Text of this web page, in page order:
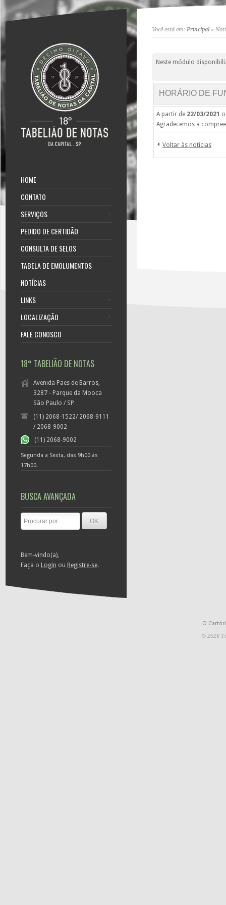
HOME
CONTATO
SERVIÇOS
PEDIDO DE CERTIDÃO
CONSULTA DE SELOS
TABELA DE EMOLUMENTOS
NOTÍCIAS
LINKS
LOCALIZAÇÃO
FALE CONOSCO
18° TABELIÃO DE NOTAS
Avenida Paes de Barros,
3287 - Parque da Mooca
São Paulo / SP
(11) 2068-1522/ 2068-9111
/ 2068-9002
(11) 2068-9002
Segunda a Sexta, das 9h00 às
17h00.
BUSCA AVANÇADA
Bem-vindo(a),
Faça o Login ou Registre-se.
Você está em: Principal»
Neste módulo
HORÁRIO DE
A partir de 22/03/2021
Agradecemos a
Voltar às notícias
O
© 2026